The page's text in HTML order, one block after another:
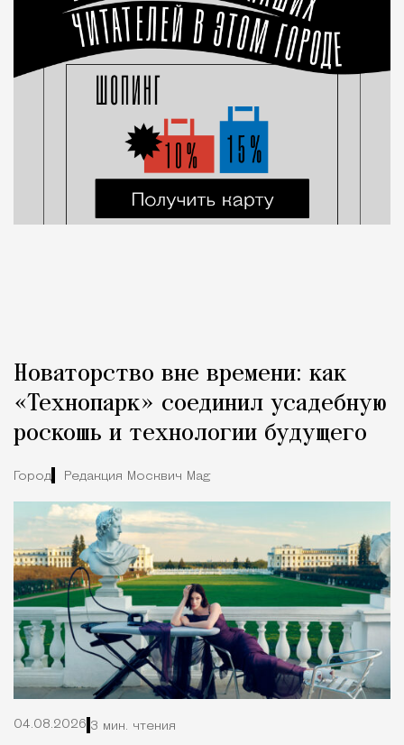
Новаторство вне времени: как
«Технопарк» соединил усадебную
роскошь и технологии будущего
Город Редакция Москвич Mag
04.08.2026 3 мин. чтения